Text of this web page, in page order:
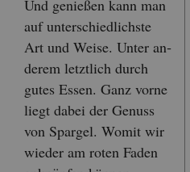
Und ge­nie­ßen kann man
auf un­ter­schied­lichs­te
Art und Weise. Unter an­
de­rem letzt­lich durch
gutes Essen. Ganz vorne
liegt dabei der Ge­nuss
von Spar­gel. Womit wir
wie­der am roten Faden